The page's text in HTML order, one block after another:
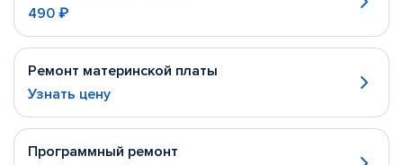
490 ₽
Ремонт материнской платы
Узнать цену
Программный ремонт